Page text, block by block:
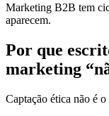
Marketing B2B tem
aparecem.
Por que
marketing
Captação ética não é